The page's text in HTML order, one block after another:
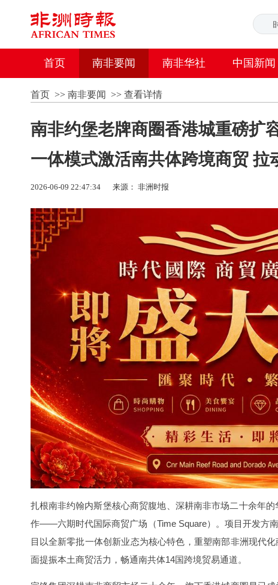
首页 南非要闻 南非华社 中国新闻
首页>> 南非要闻 >> 查看详情
南非约堡老牌商圈香港城重磅扩
一体模式激活南共体跨境商贸 拉
2026-06-09 22:47:34 来源： 非洲时报
扎根南非约翰内斯堡核心商贸腹地、深耕南非市场二十余年
作——六期时代国际商贸广场（Time Square）。项目开发方
目以全新零批一体创新业态为核心特色，重塑南部非洲现代
面提振本土商贸活力，畅通南共体14国跨境贸易通道。